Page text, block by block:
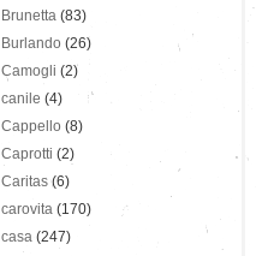
Brunetta (83)
Burlando (26)
Camogli (2)
canile (4)
Cappello (8)
Caprotti (2)
Caritas (6)
carovita (170)
casa (247)